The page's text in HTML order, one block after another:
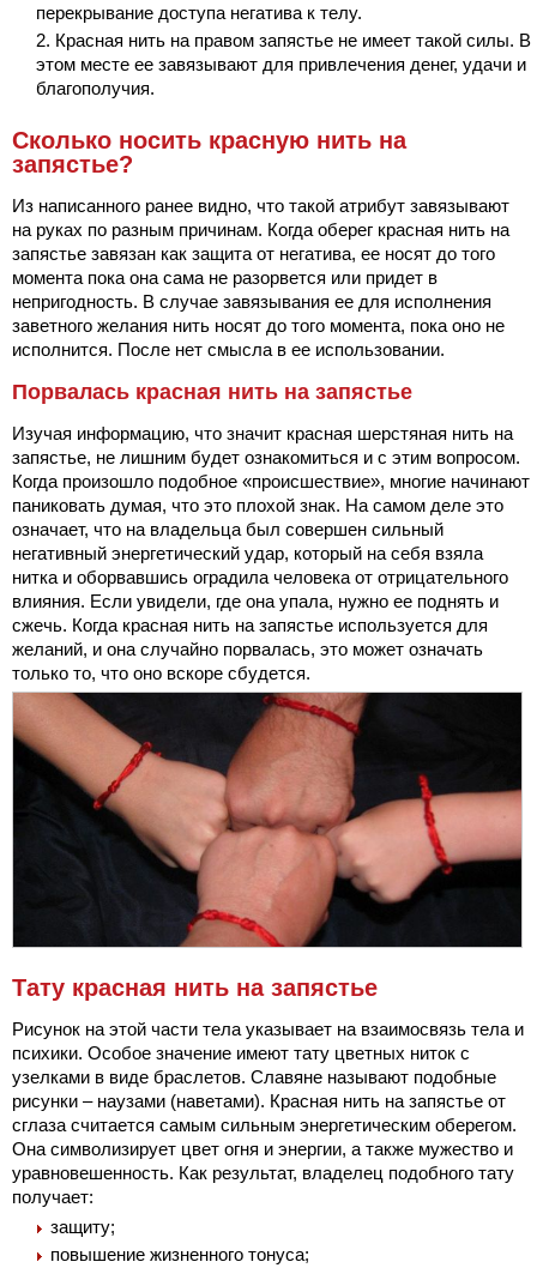
перекрывание доступа негатива к телу.
Красная нить на правом запястье не имеет такой силы. В
этом месте ее завязывают для привлечения денег, удачи и
благополучия.
Сколько носить красную нить на
запястье?
Из написанного ранее видно, что такой атрибут завязывают
на руках по разным причинам. Когда оберег красная нить на
запястье завязан как защита от негатива, ее носят до того
момента пока она сама не разорвется или придет в
непригодность. В случае завязывания ее для исполнения
заветного желания нить носят до того момента, пока оно не
исполнится. После нет смысла в ее использовании.
Порвалась красная нить на запястье
Изучая информацию, что значит красная шерстяная нить на
запястье, не лишним будет ознакомиться и с этим вопросом.
Когда произошло подобное «происшествие», многие начинают
паниковать думая, что это плохой знак. На самом деле это
означает, что на владельца был совершен сильный
негативный энергетический удар, который на себя взяла
нитка и оборвавшись оградила человека от отрицательного
влияния. Если увидели, где она упала, нужно ее поднять и
сжечь. Когда красная нить на запястье используется для
желаний, и она случайно порвалась, это может означать
только то, что оно вскоре сбудется.
Тату красная нить на запястье
Рисунок на этой части тела указывает на взаимосвязь тела и
психики. Особое значение имеют тату цветных ниток с
узелками в виде браслетов. Славяне называют подобные
рисунки – наузами (наветами). Красная нить на запястье от
сглаза считается самым сильным энергетическим оберегом.
Она символизирует цвет огня и энергии, а также мужество и
уравновешенность. Как результат, владелец подобного тату
получает:
защиту;
повышение жизненного тонуса;